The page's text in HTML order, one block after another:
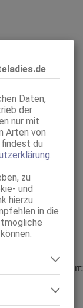
Daten,
der
nur mit
Arten von
du
.
zu
und
hierzu
in die
den Betrieb
der
Massagen:
Fetisch / Softbizarr: